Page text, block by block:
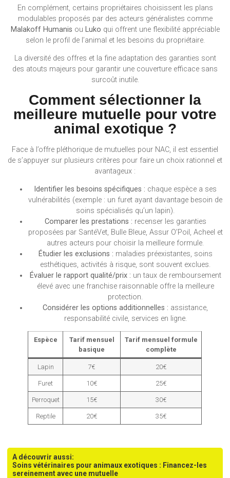
En complément, certains propriétaires choisissent les plans
modulables proposés par des acteurs généralistes comme
Malakoff Humanis ou Luko qui offrent une flexibilité appréciable
selon le profil de l’animal et les besoins du propriétaire.
La diversité des offres et la fine adaptation des garanties sont
des atouts majeurs pour garantir une couverture efficace sans
surcoût inutile.
Comment sélectionner la
meilleure mutuelle pour votre
animal exotique ?
Face à l’offre pléthorique de mutuelles pour NAC, il est essentiel
de s’appuyer sur plusieurs critères pour faire un choix rationnel et
avantageux :
Identifier les besoins spécifiques : chaque espèce a ses
vulnérabilités (exemple : un furet ayant davantage besoin de
soins spécialisés qu’un lapin).
Comparer les prestations : recenser les garanties
proposées par SantéVet, Bulle Bleue, Assur O’Poil, Acheel et
autres acteurs pour choisir la meilleure formule.
Étudier les exclusions : maladies préexistantes, soins
esthétiques, activités à risque, sont souvent exclues.
Évaluer le rapport qualité/prix : un taux de remboursement
élevé avec une franchise raisonnable offre la meilleure
protection.
Considérer les options additionnelles : assistance,
responsabilité civile, services en ligne.
Espèce
Tarif mensuel
basique
Tarif mensuel formule
complète
Lapin 7€ 20€
Furet 10€ 25€
Perroquet 15€ 30€
Reptile 20€ 35€
A découvrir aussi:
Soins vétérinaires pour animaux exotiques : Financez-les
sereinement avec une mutuelle